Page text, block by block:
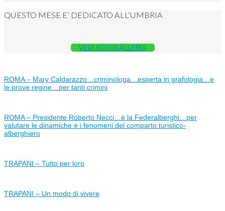
QUESTO MESE E’ DEDICATO ALL’UMBRIA
VEDI FOTOGALLERIA
ROMA – Mary Caldarazzo…criminologa…esperta in grafologia…e
le prove regine…per tanti crimini
ROMA – Presidente Roberto Necci…è la Federalberghi…per
valutare le dinamiche e i fenomeni del comparto turistico-
alberghiero
TRAPANI – Tutto per loro
TRAPANI – Un modo di vivere